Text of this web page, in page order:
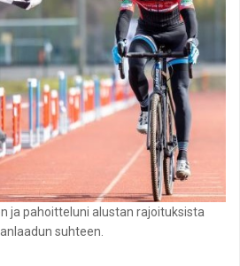
ja pahoitteluni alustan rajoituksista
suhteen.